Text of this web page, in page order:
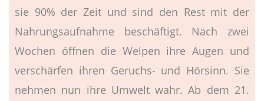
sie 90% der Zeit und sind den Rest mit der
Nahrungsaufnahme beschäftigt. Nach zwei
Wochen öffnen die Welpen ihre Augen und
verschärfen ihren Geruchs- und Hörsinn. Sie
nehmen nun ihre Umwelt wahr. Ab dem 21.